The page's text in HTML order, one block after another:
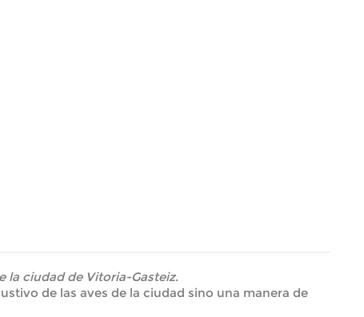
la ciudad de Vitoria-Gasteiz.
de las aves de la ciudad sino una manera de